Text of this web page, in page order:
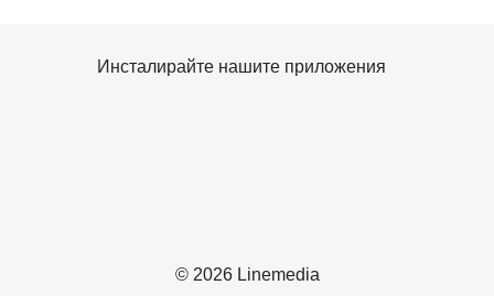
© 2026 Linemedia
Инсталирайте нашите приложения